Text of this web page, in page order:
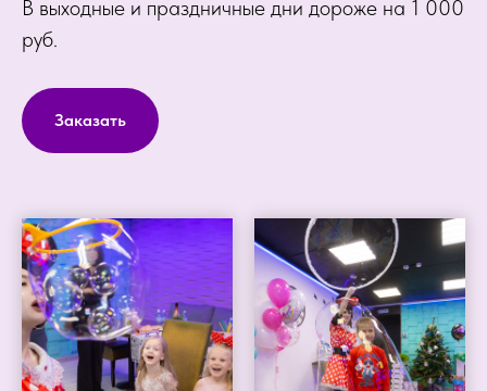
В выходные и праздничные дни дороже на 1 000
руб.
Заказать